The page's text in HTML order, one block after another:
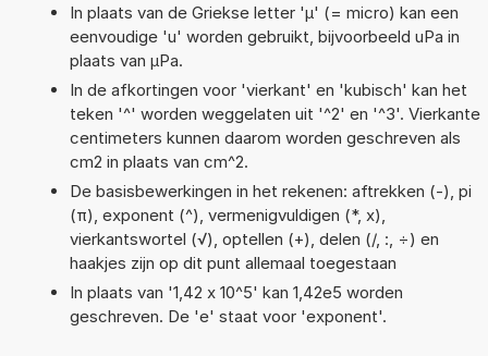
In plaats van de Griekse letter 'µ' (= micro) kan een
eenvoudige 'u' worden gebruikt, bijvoorbeeld uPa in
plaats van µPa.
In de afkortingen voor 'vierkant' en 'kubisch' kan het
teken '^' worden weggelaten uit '^2' en '^3'. Vierkante
centimeters kunnen daarom worden geschreven als
cm2 in plaats van cm^2.
De basisbewerkingen in het rekenen: aftrekken (-), pi
(π), exponent (^), vermenigvuldigen (*, x),
vierkantswortel (√), optellen (+), delen (/, :, ÷) en
haakjes zijn op dit punt allemaal toegestaan
In plaats van '1,42 x 10^5' kan 1,42e5 worden
geschreven. De 'e' staat voor 'exponent'.